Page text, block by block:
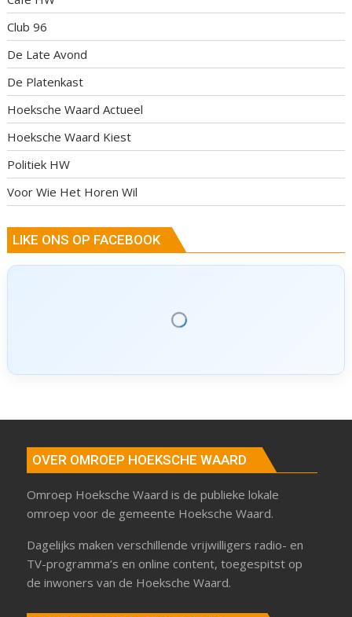
Club 96
De Late Avond
De Platenkast
Hoeksche Waard Actueel
Hoeksche Waard Kiest
Politiek HW
Voor Wie Het Horen Wil
LIKE ONS OP FACEBOOK
OVER OMROEP HOEKSCHE WAARD
Omroep Hoeksche Waard is de publieke lokale
omroep voor de gemeente Hoeksche Waard.
Dagelijks maken verschillende vrijwilligers radio- en
TV-programma’s en online content, toegespitst op
de inwoners van de Hoeksche Waard.